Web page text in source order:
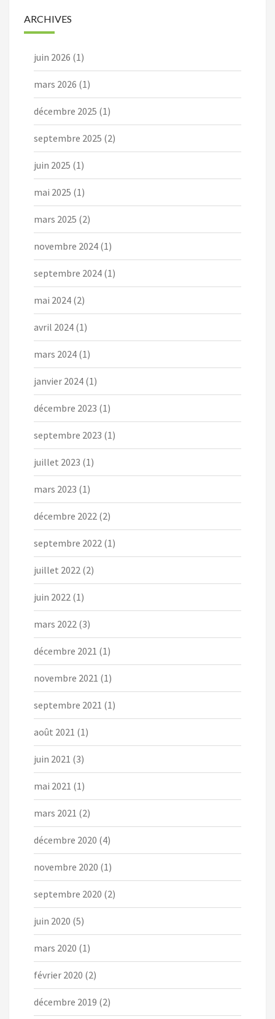
ARCHIVES
juin 2026 (1)
mars 2026 (1)
décembre 2025 (1)
septembre 2025 (2)
juin 2025 (1)
mai 2025 (1)
mars 2025 (2)
novembre 2024 (1)
septembre 2024 (1)
mai 2024 (2)
avril 2024 (1)
mars 2024 (1)
janvier 2024 (1)
décembre 2023 (1)
septembre 2023 (1)
juillet 2023 (1)
mars 2023 (1)
décembre 2022 (2)
septembre 2022 (1)
juillet 2022 (2)
juin 2022 (1)
mars 2022 (3)
décembre 2021 (1)
novembre 2021 (1)
septembre 2021 (1)
août 2021 (1)
juin 2021 (3)
mai 2021 (1)
mars 2021 (2)
décembre 2020 (4)
novembre 2020 (1)
septembre 2020 (2)
juin 2020 (5)
mars 2020 (1)
février 2020 (2)
décembre 2019 (2)